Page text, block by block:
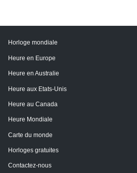
Horloge mondiale
Heure en Europe
Heure en Australie
Heure aux Etats-Unis
Heure au Canada
Heure Mondiale
Carte du monde
Horloges gratuites
Contactez-nous